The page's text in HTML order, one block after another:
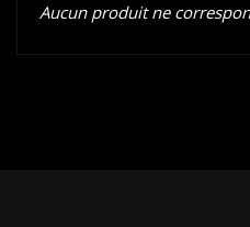
Aucun produit ne